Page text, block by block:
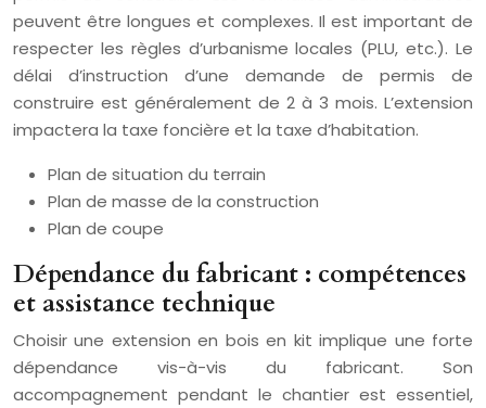
peuvent être longues et complexes. Il est important de
respecter les règles d’urbanisme locales (PLU, etc.). Le
délai d’instruction d’une demande de permis de
construire est généralement de 2 à 3 mois. L’extension
impactera la taxe foncière et la taxe d’habitation.
Plan de situation du terrain
Plan de masse de la construction
Plan de coupe
Dépendance du fabricant : compétences
et assistance technique
Choisir une extension en bois en kit implique une forte
dépendance vis-à-vis du fabricant. Son
accompagnement pendant le chantier est essentiel,